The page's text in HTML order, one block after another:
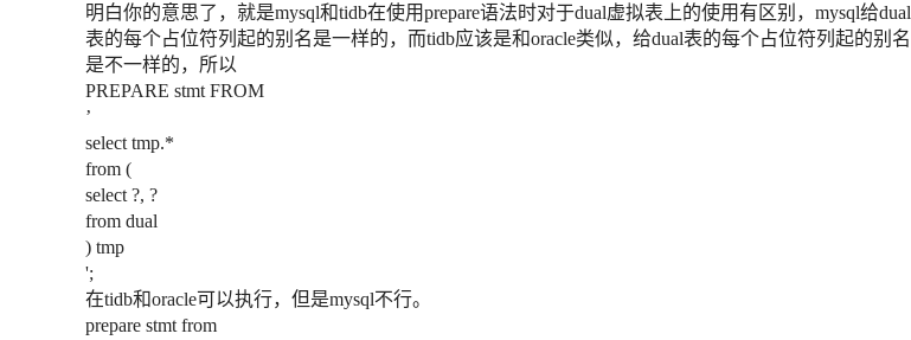
明白你的意思了，就是mysql和tidb在使用prepare语法时对于dual虚拟表上的使用有区别，mysql给dual
表的每个占位符列起的别名是一样的，而tidb应该是和oracle类似，给dual表的每个占位符列起的别名
是不一样的，所以
PREPARE stmt FROM
’
select tmp.*
from (
select ?, ?
from dual
) tmp
';
在tidb和oracle可以执行，但是mysql不行。
prepare stmt from